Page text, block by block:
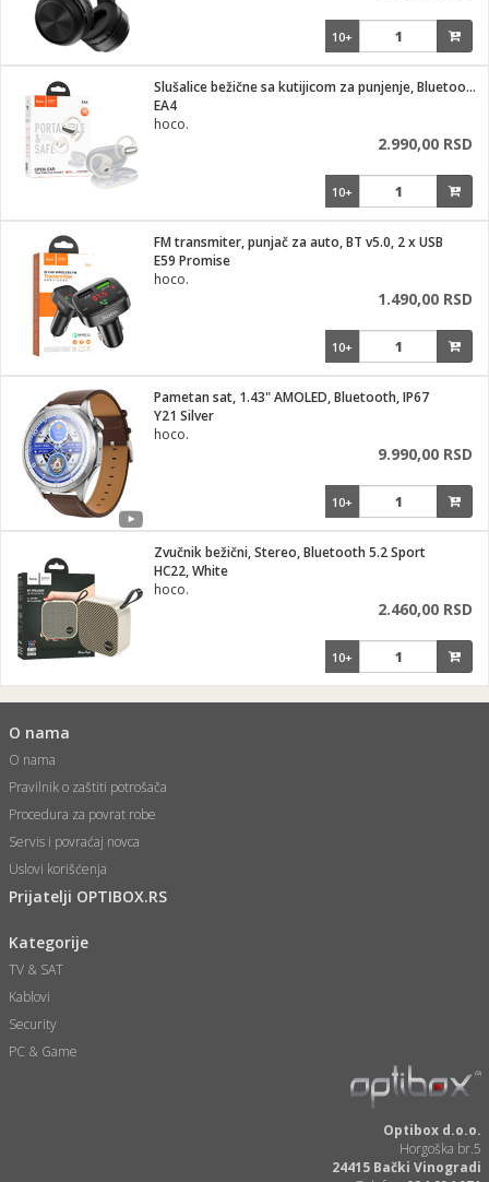
10+
Slušalice bežične sa kutijicom za punjenje, Bluetooth
EA4
hoco.
2.990,00 RSD
10+
FM transmiter, punjač za auto, BT v5.0, 2 x USB
E59 Promise
hoco.
1.490,00 RSD
10+
Pametan sat, 1.43" AMOLED, Bluetooth, IP67
Y21 Silver
hoco.
9.990,00 RSD
10+
Zvučnik bežični, Stereo, Bluetooth 5.2 Sport
HC22, White
hoco.
2.460,00 RSD
10+
O nama
O nama
Pravilnik o zaštiti potrošača
Procedura za povrat robe
Servis i povraćaj novca
Uslovi korišćenja
Prijatelji OPTIBOX.RS
Kategorije
TV & SAT
Kablovi
Security
PC & Game
Optibox d.o.o.
Horgoška br.5
24415 Bački Vinogradi